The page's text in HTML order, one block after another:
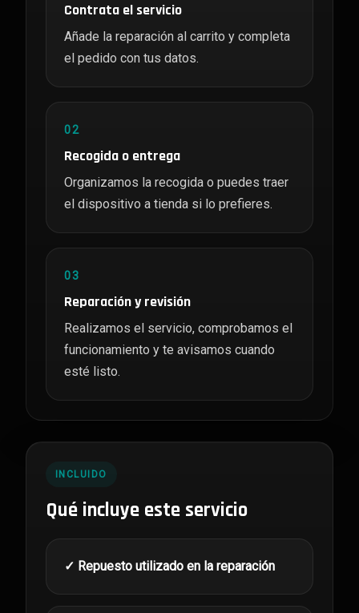
Contrata el servicio
Añade la reparación al carrito y completa
el pedido con tus datos.
02
Recogida o entrega
Organizamos la recogida o puedes traer
el dispositivo a tienda si lo prefieres.
03
Reparación y revisión
Realizamos el servicio, comprobamos el
funcionamiento y te avisamos cuando
esté listo.
INCLUIDO
Qué incluye este servicio
✓ Repuesto utilizado en la reparación